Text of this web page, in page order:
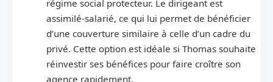
régime social protecteur. Le dirigeant est
assimilé-salarié, ce qui lui permet de bénéficier
d’une couverture similaire à celle d’un cadre du
privé. Cette option est idéale si Thomas souhaite
réinvestir ses bénéfices pour faire croître son
agence rapidement.